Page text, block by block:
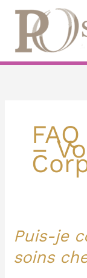
contenu
–
Puis-je
soins
Puis-
combiner